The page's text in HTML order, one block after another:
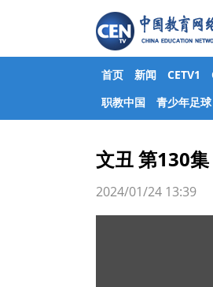
首页 新闻 CETV1
职教中国
青少年足球
文丑 第130集
2024/01/24 13:39